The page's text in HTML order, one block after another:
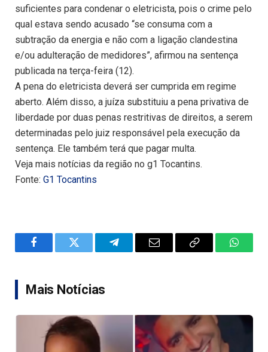
suficientes para condenar o eletricista, pois o crime pelo
qual estava sendo acusado “se consuma com a
subtração da energia e não com a ligação clandestina
e/ou adulteração de medidores”, afirmou na sentença
publicada na terça-feira (12).
A pena do eletricista deverá ser cumprida em regime
aberto. Além disso, a juíza substituiu a pena privativa de
liberdade por duas penas restritivas de direitos, a serem
determinadas pelo juiz responsável pela execução da
sentença. Ele também terá que pagar multa.
Veja mais notícias da região no g1 Tocantins.
Fonte: G1 Tocantins
FacebookTwitter TelegramEmail
Copy
Mais Notícias